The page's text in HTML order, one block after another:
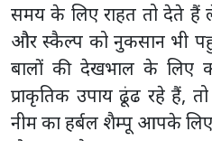
समय के लिए राहत तो देते
और स्कैल्प को नुकसान भी
बालों की देखभाल के लिए
प्राकृतिक उपाय ढूंढ रहे हैं,
नीम का हर्बल शैम्पू आपके